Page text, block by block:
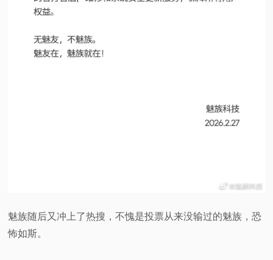
魅族随后又冲上了热搜，不愧是投票从来没输过的魅族，恐
怖如斯。